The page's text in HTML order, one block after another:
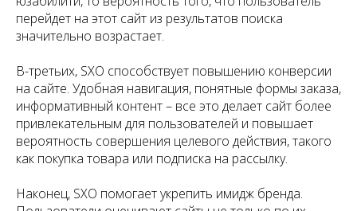
перейдет на этот сайт из результатов поиска
значительно возрастает.
В-третьих, SXO способствует повышению конверсии
на сайте. Удобная навигация, понятные формы заказа,
информативный контент – все это делает сайт более
привлекательным для пользователей и повышает
вероятность совершения целевого действия, такого
как покупка товара или подписка на рассылку.
Наконец, SXO помогает укрепить имидж бренда.